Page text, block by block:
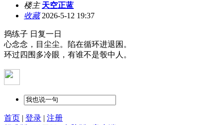
楼主 天空正蓝
收藏2026-5-12 19:37
捣练子 日复一日
心念念，目尘尘。陷在循环进退囷。
环过四围多冷眼，有谁不是彀中人。
首页 | 登录 | 注册